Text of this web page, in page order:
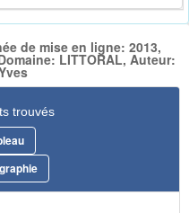
de mise en ligne: 2013,
LITTORAL, Auteur:
trouvés